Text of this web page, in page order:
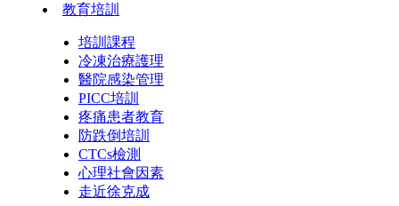
教育培訓
培訓課程
冷凍治療護理
醫院感染管理
PICC培訓
疼痛患者教育
防跌倒培訓
CTCs檢測
心理社會因素
走近徐克成